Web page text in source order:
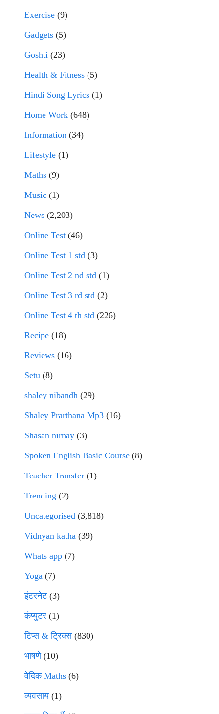
Exercise (9)
Gadgets (5)
Goshti (23)
Health & Fitness (5)
Hindi Song Lyrics (1)
Home Work (648)
Information (34)
Lifestyle (1)
Maths (9)
Music (1)
News (2,203)
Online Test (46)
Online Test 1 std (3)
Online Test 2 nd std (1)
Online Test 3 rd std (2)
Online Test 4 th std (226)
Recipe (18)
Reviews (16)
Setu (8)
shaley nibandh (29)
Shaley Prarthana Mp3 (16)
Shasan nirnay (3)
Spoken English Basic Course (8)
Teacher Transfer (1)
Trending (2)
Uncategorised (3,818)
Vidnyan katha (39)
Whats app (7)
Yoga (7)
इंटरनेट(3)
कंप्युटर (1)
टिप्स & ट्रिक्स(830)
भाषणे(10)
वेदिक Maths (6)
व्यवसाय(1)